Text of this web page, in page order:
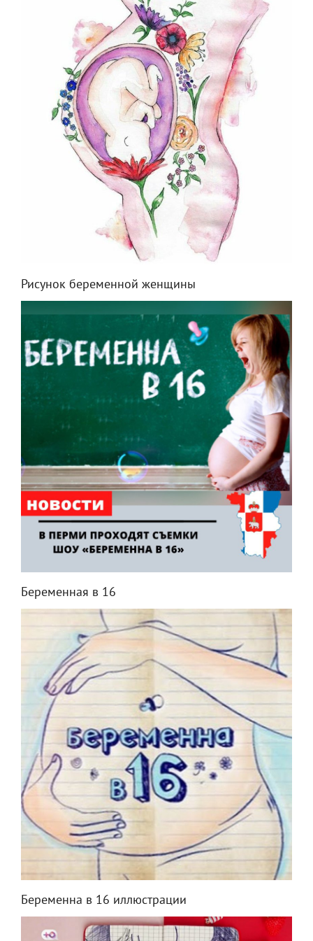
Рисунок беременной женщины
Беременная в 16
Беременна в 16 иллюстрации